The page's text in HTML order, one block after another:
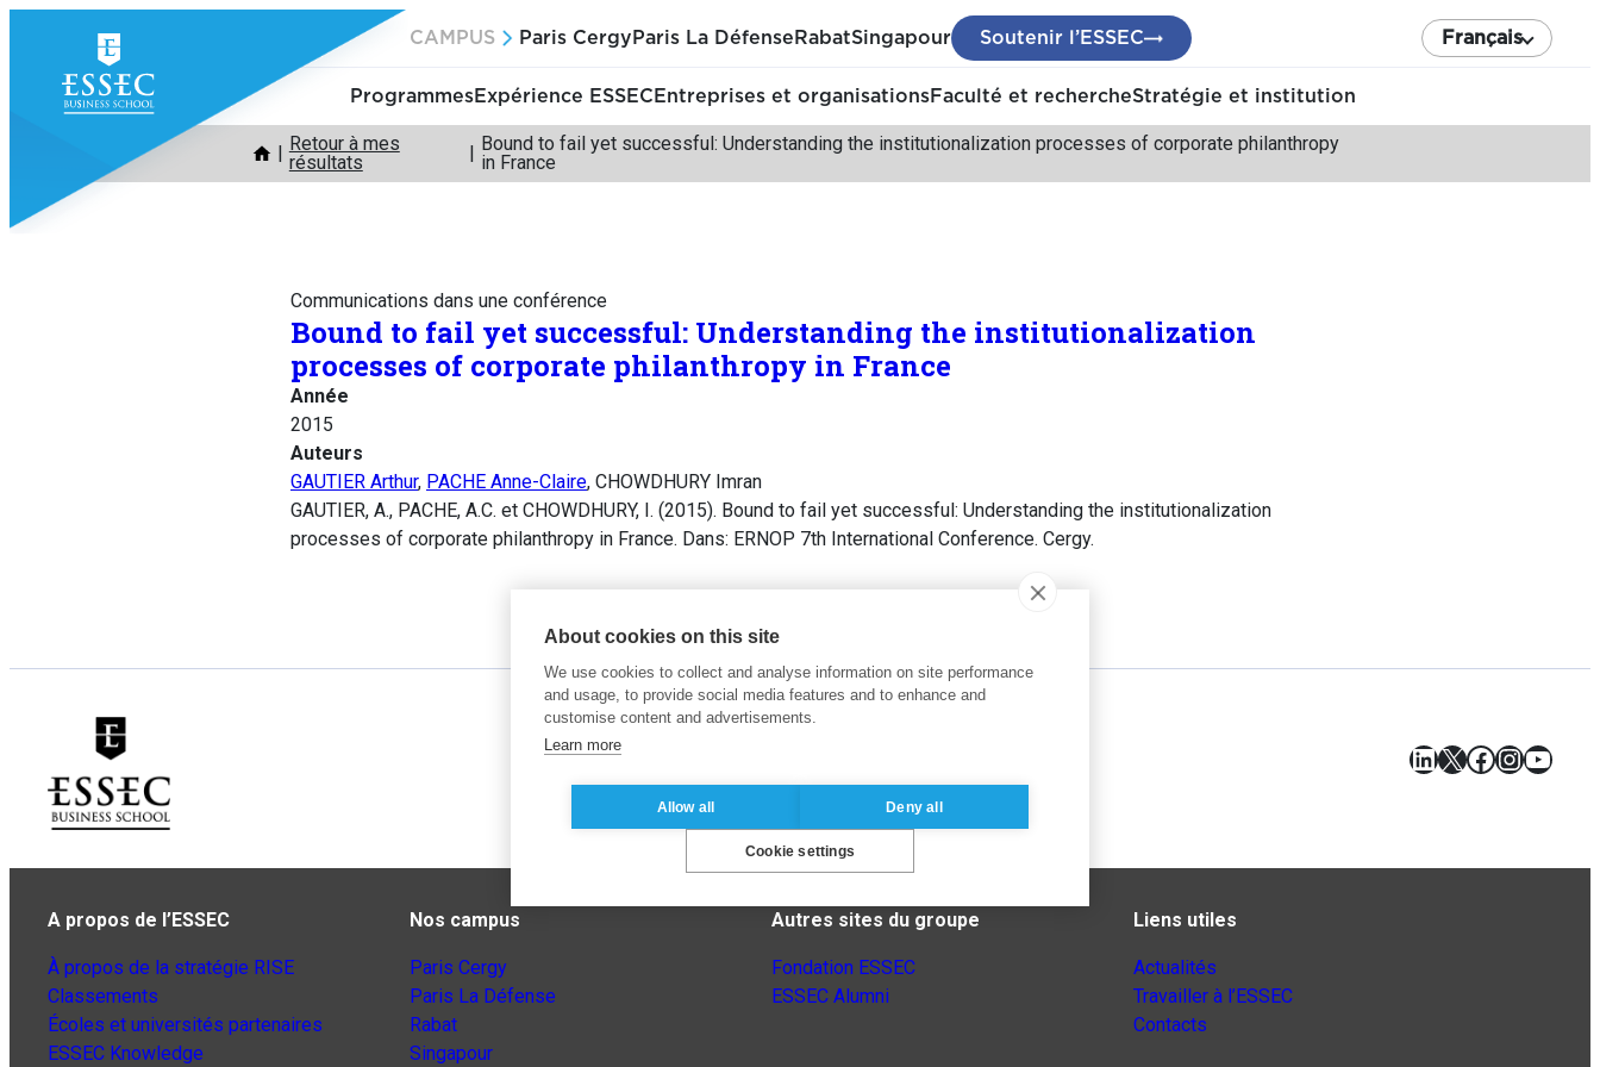
contenu
CAMPUS Paris Cergy Paris La Défense RabatSingapour Soutenir l’ESSEC Français
ProgrammesExpérience ESSEC Entreprises et organisationsFaculté et rechercheStratégie et institution
Retour à mes
résultats
Bound to fail yet successful: Understanding the institutionalization processes of corporate philanthropy
in France
Communications dans une conférence
Bound to fail yet successful: Understanding the institutionalization
processes of corporate philanthropy in France
Année
2015
Auteurs
GAUTIER Arthur, PACHE Anne-Claire, CHOWDHURY Imran
GAUTIER, A., PACHE, A.C. et CHOWDHURY, I. (2015). Bound to fail yet successful: Understanding the institutionalization
processes of corporate philanthropy in France. Dans: ERNOP 7th International Conference. Cergy.
LinkedIn
X Facebook
A propos de l’ESSEC
À propos de la stratégie RISE
Classements
Écoles et universités partenaires
ESSEC Knowledge
Nos campus
Paris Cergy
Paris La Défense
Rabat
Singapour
Autres sites du groupe
Fondation ESSEC
ESSEC Alumni
Liens utiles
Actualités
Travailler à l’ESSEC
Contacts
About cookies on this site
We use cookies to collect and analyse information on site performance
and usage, to provide social media features and to enhance and
customise content and advertisements.
Learn more
Allow all Deny all
Cookie settings